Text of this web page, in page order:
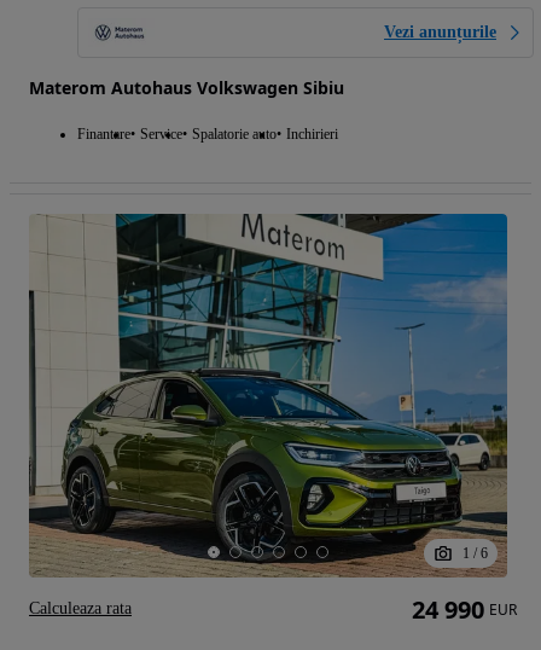
Vezi anunțurile
Materom Autohaus Volkswagen Sibiu
Finantare Service Spalatorie auto Inchirieri
1 / 6
24 990 EUR
Calculeaza rata